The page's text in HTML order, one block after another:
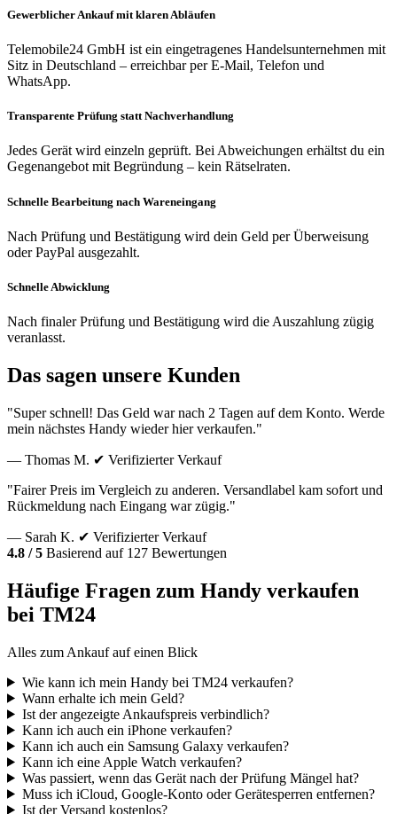
Gewerblicher Ankauf mit klaren Abläufen
Telemobile24 GmbH ist ein eingetragenes Handelsunternehmen mit
Sitz in Deutschland – erreichbar per E-Mail, Telefon und
WhatsApp.
Transparente Prüfung statt Nachverhandlung
Jedes Gerät wird einzeln geprüft. Bei Abweichungen erhältst du ein
Gegenangebot mit Begründung – kein Rätselraten.
Schnelle Bearbeitung nach Wareneingang
Nach Prüfung und Bestätigung wird dein Geld per Überweisung
oder PayPal ausgezahlt.
Schnelle Abwicklung
Nach finaler Prüfung und Bestätigung wird die Auszahlung zügig
veranlasst.
Das sagen unsere Kunden
"Super schnell! Das Geld war nach 2 Tagen auf dem Konto. Werde
mein nächstes Handy wieder hier verkaufen."
— Thomas M. ✔ Verifizierter Verkauf
"Fairer Preis im Vergleich zu anderen. Versandlabel kam sofort und
Rückmeldung nach Eingang war zügig."
— Sarah K. ✔ Verifizierter Verkauf
4.8 / 5 Basierend auf 127 Bewertungen
Häufige Fragen zum Handy verkaufen
bei TM24
Alles zum Ankauf auf einen Blick
Wie kann ich mein Handy bei TM24 verkaufen?
Wann erhalte ich mein Geld?
Ist der angezeigte Ankaufspreis verbindlich?
Kann ich auch ein iPhone verkaufen?
Kann ich auch ein Samsung Galaxy verkaufen?
Kann ich eine Apple Watch verkaufen?
Was passiert, wenn das Gerät nach der Prüfung Mängel hat?
Muss ich iCloud, Google-Konto oder Gerätesperren entfernen?
Ist der Versand kostenlos?